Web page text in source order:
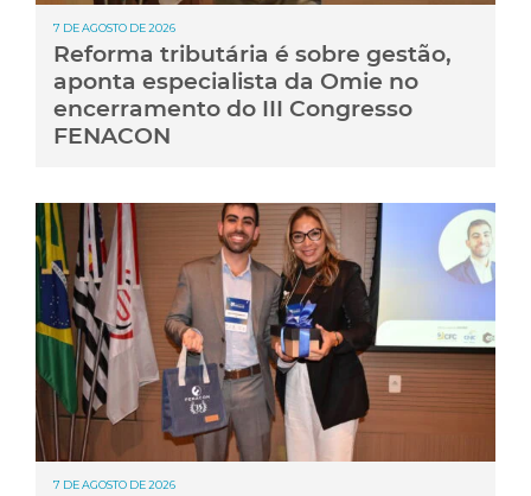
7 DE AGOSTO DE 2026
Reforma tributária é sobre gestão,
aponta especialista da Omie no
encerramento do III Congresso
FENACON
7 DE AGOSTO DE 2026